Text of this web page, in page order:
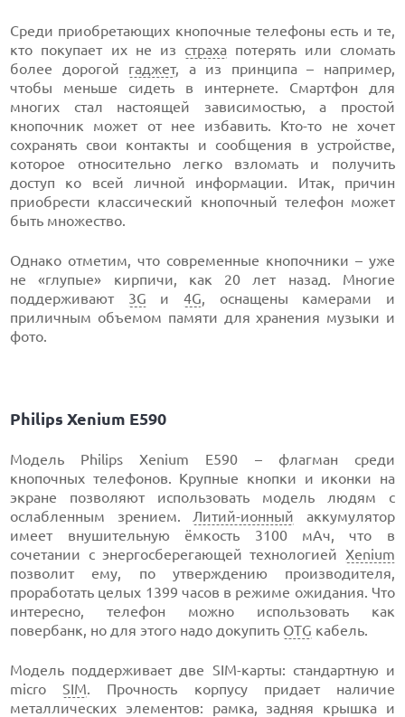
Среди приобретающих кнопочные телефоны есть и те,
кто покупает их не из страха потерять или сломать
более дорогой гаджет, а из принципа – например,
чтобы меньше сидеть в интернете. Смартфон для
многих стал настоящей зависимостью, а простой
кнопочник может от нее избавить. Кто-то не хочет
сохранять свои контакты и сообщения в устройстве,
которое относительно легко взломать и получить
доступ ко всей личной информации. Итак, причин
приобрести классический кнопочный телефон может
быть множество.
Однако отметим, что современные кнопочники – уже
не «глупые» кирпичи, как 20 лет назад. Многие
поддерживают 3G и4G, оснащены камерами и
приличным объемом памяти для хранения музыки и
фото.
Philips Xenium E590
Модель Philips Xenium E590 – флагман среди
кнопочных телефонов. Крупные кнопки и иконки на
экране позволяют использовать модель людям с
ослабленным зрением. Литий-ионный аккумулятор
имеет внушительную ёмкость 3100 мАч, что в
сочетании с энергосберегающей технологией Xenium
позволит ему, по утверждению производителя,
проработать целых 1399 часов в режиме ожидания. Что
интересно, телефон можно использовать как
повербанк, но для этого надо докупить OTG кабель.
Модель поддерживает две SIM-карты: стандартную и
microSIM. Прочность корпусу придает наличие
металлических элементов: рамка, задняя крышка и